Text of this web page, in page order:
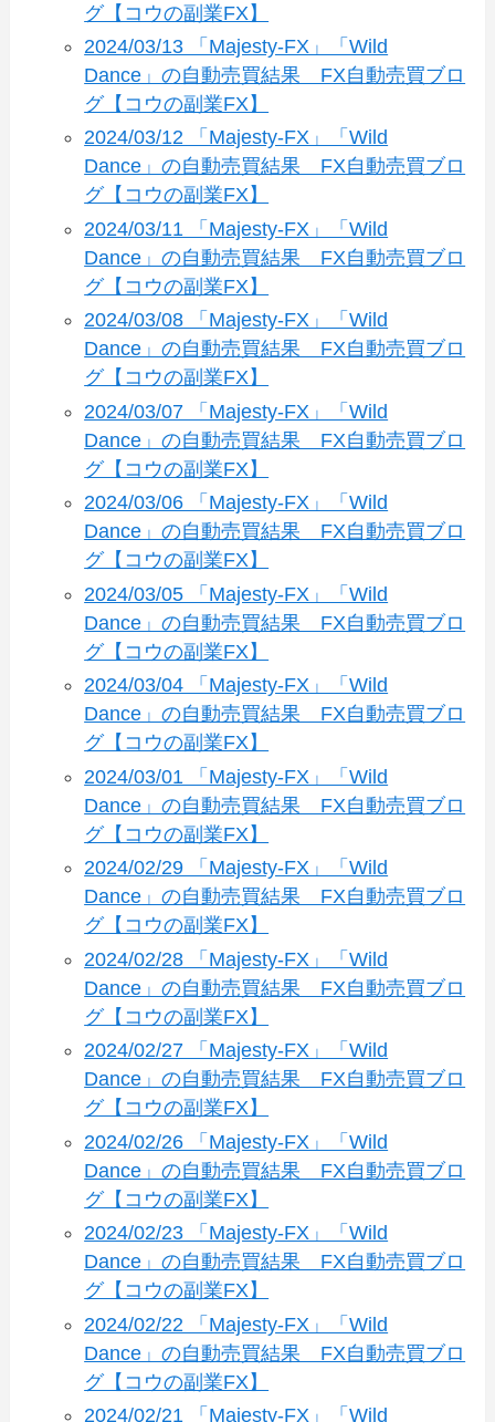
グ【コウの副業FX】
2024/03/13 「Majesty-FX」「Wild
Dance」の自動売買結果 FX自動売買ブロ
グ【コウの副業FX】
2024/03/12 「Majesty-FX」「Wild
Dance」の自動売買結果 FX自動売買ブロ
グ【コウの副業FX】
2024/03/11 「Majesty-FX」「Wild
Dance」の自動売買結果 FX自動売買ブロ
グ【コウの副業FX】
2024/03/08 「Majesty-FX」「Wild
Dance」の自動売買結果 FX自動売買ブロ
グ【コウの副業FX】
2024/03/07 「Majesty-FX」「Wild
Dance」の自動売買結果 FX自動売買ブロ
グ【コウの副業FX】
2024/03/06 「Majesty-FX」「Wild
Dance」の自動売買結果 FX自動売買ブロ
グ【コウの副業FX】
2024/03/05 「Majesty-FX」「Wild
Dance」の自動売買結果 FX自動売買ブロ
グ【コウの副業FX】
2024/03/04 「Majesty-FX」「Wild
Dance」の自動売買結果 FX自動売買ブロ
グ【コウの副業FX】
2024/03/01 「Majesty-FX」「Wild
Dance」の自動売買結果 FX自動売買ブロ
グ【コウの副業FX】
2024/02/29 「Majesty-FX」「Wild
Dance」の自動売買結果 FX自動売買ブロ
グ【コウの副業FX】
2024/02/28 「Majesty-FX」「Wild
Dance」の自動売買結果 FX自動売買ブロ
グ【コウの副業FX】
2024/02/27 「Majesty-FX」「Wild
Dance」の自動売買結果 FX自動売買ブロ
グ【コウの副業FX】
2024/02/26 「Majesty-FX」「Wild
Dance」の自動売買結果 FX自動売買ブロ
グ【コウの副業FX】
2024/02/23 「Majesty-FX」「Wild
Dance」の自動売買結果 FX自動売買ブロ
グ【コウの副業FX】
2024/02/22 「Majesty-FX」「Wild
Dance」の自動売買結果 FX自動売買ブロ
グ【コウの副業FX】
2024/02/21 「Majesty-FX」「Wild